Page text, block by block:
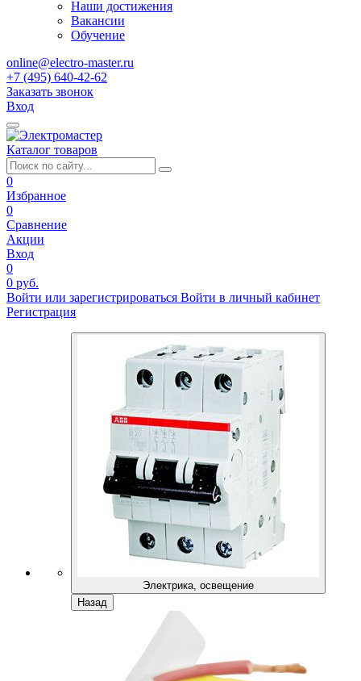
Наши достижения
Вакансии
Обучение
online@electro-master.ru
+7 (495) 640-42-62
Заказать звонок
Вход
Каталог товаров
0
Избранное
0
Сравнение
Акции
Вход
0
0 руб.
Войти или зарегистрироваться Войти в личный кабинет
Регистрация
Электрика, освещение
Назад